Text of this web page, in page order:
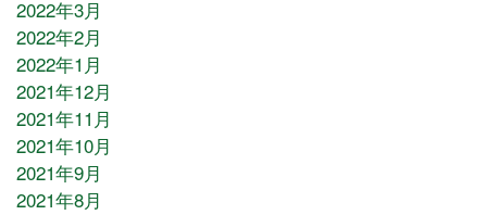
2022年3月
2022年2月
2022年1月
2021年12月
2021年11月
2021年10月
2021年9月
2021年8月